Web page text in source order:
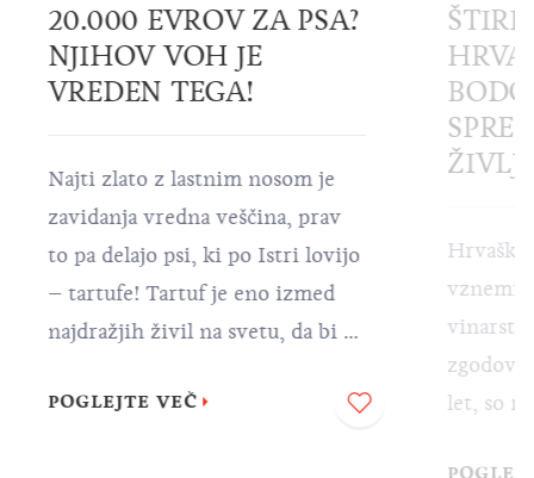
20.000 EVROV ZA PSA?
NJIHOV VOH JE
VREDEN TEGA!
Najti zlato z lastnim nosom je
zavidanja vredna veščina, prav
to pa delajo psi, ki po Istri lovijo
– tartufe! Tartuf je eno izmed
najdražjih živil na svetu, da bi pa
delikatesah, pripravljenih iz
POGLEJTE VEČ
ŠTIRI
BODO
Hrvaška
vinarstva.
zgodovini,
let, so
POGLEJTE